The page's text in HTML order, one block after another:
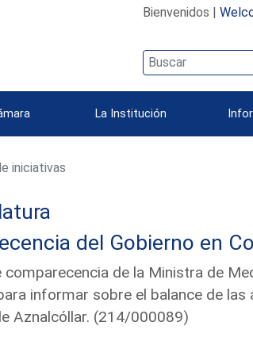
Bienvenidos |
La Institución
iniciativas
del Gobierno en
comparecencia de la Ministra de
informar sobre el balance de
Aznalcóllar. (214/000089)